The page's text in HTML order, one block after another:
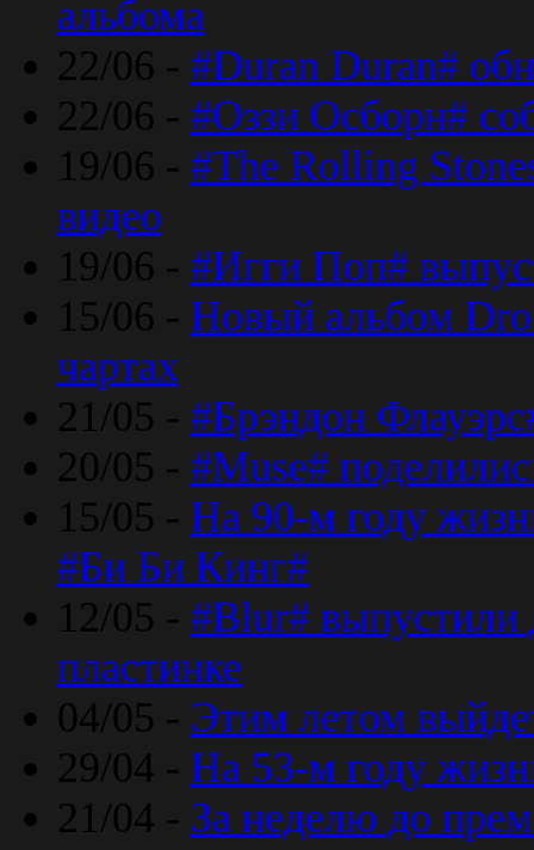
альбома
22/06 - #Duran Duran#
22/06 - #Оззи Осборн#
19/06 - #The Rolling
видео
19/06 - #Игги Поп#
15/06 - Новый альбом
чартах
21/05 - #Брэндон
20/05 - #Muse#
15/05 - На 90-м году
#Би Би Кинг#
12/05 - #Blur# выпустили
пластинке
04/05 - Этим летом
29/04 - На 53-м году
21/04 - За неделю до